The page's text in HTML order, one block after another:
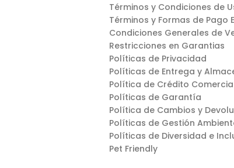
Términos y Condiciones de
Términos y Formas de Pago
Condiciones Generales de
Restricciones en Garantias
Políticas de Privacidad
Políticas de Entrega y
Política de Crédito
Políticas de Garantía
Política de Cambios y
Políticas de Gestión
Políticas de Diversidad e
Pet Friendly